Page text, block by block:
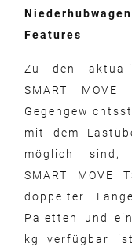
Features
Zu den
SMART
mit dem
möglich sind,
SMART
doppelter
Paletten und
kg verfügbar